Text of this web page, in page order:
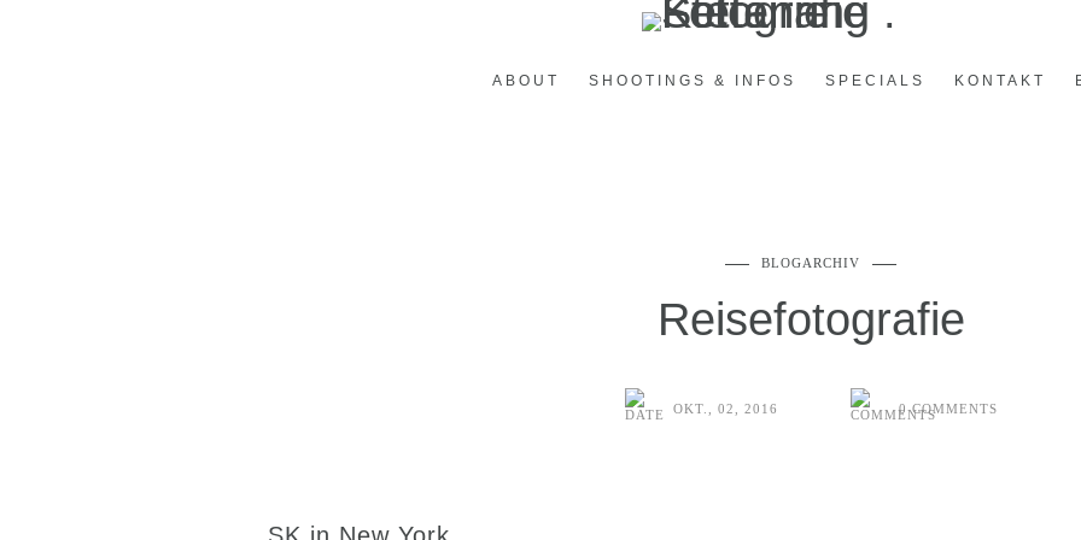
ABOUT SHOOTINGS & INFOS SPECIALS KONTAKT
BLOGARCHIV
Reisefotografie
OKT., 02, 2016 0 COMMENTS